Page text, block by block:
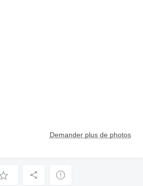
Demander plus de photos